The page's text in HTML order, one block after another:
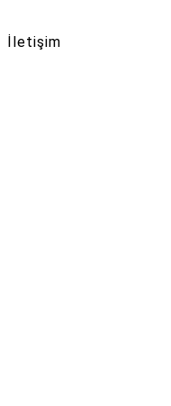
İletişim